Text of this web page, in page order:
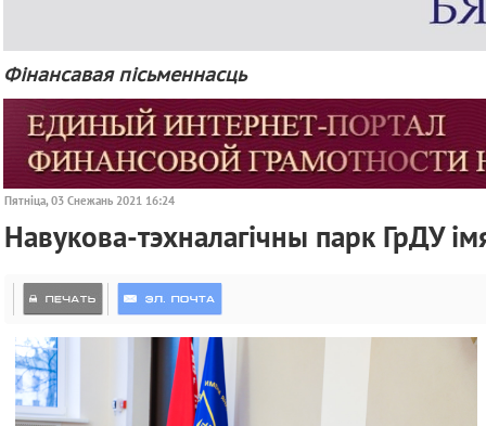
Фінансавая пісьменнасць
Пятніца, 03 Снежань 2021 16:24
Навукова-тэхналагічны парк ГрДУ